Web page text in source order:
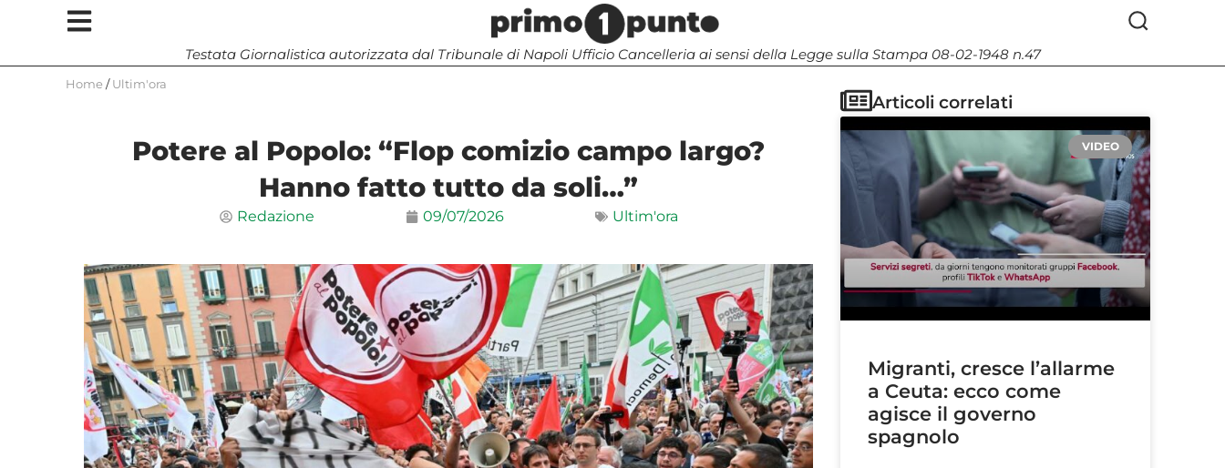
Testata Giornalistica autorizzata dal Tribunale di Napoli Ufficio Cancelleria ai sensi della Legge sulla Stampa 08-02-1948 n.47
Home / Ultim'ora
Potere al Popolo: “Flop comizio campo largo?
Hanno fatto tutto da soli…”
Redazione 09/07/2026 Ultim'ora
Articoli correlati
VIDEO
Migranti, cresce l’allarme
a Ceuta: ecco come
agisce il governo
spagnolo